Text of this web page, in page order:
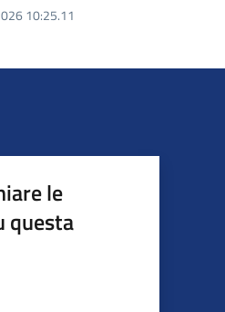
10:25.11
le
questa